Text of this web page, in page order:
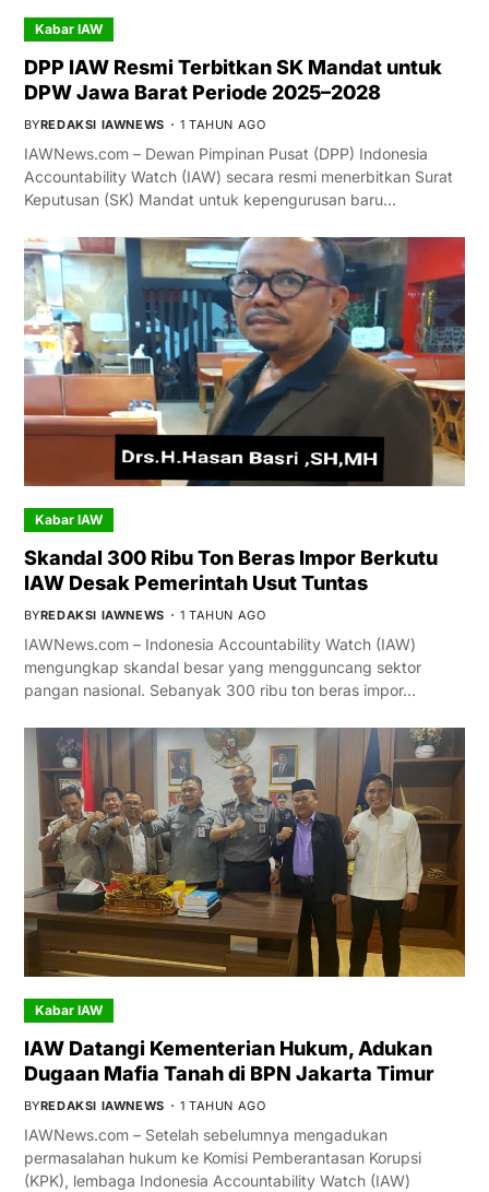
Kabar IAW
DPP IAW Resmi Terbitkan SK Mandat untuk
DPW Jawa Barat Periode 2025–2028
BYREDAKSI IAWNEWS 1 TAHUN AGO
IAWNews.com – Dewan Pimpinan Pusat (DPP) Indonesia
Accountability Watch (IAW) secara resmi menerbitkan Surat
Keputusan (SK) Mandat untuk kepengurusan baru…
Kabar IAW
Skandal 300 Ribu Ton Beras Impor Berkutu
IAW Desak Pemerintah Usut Tuntas
BYREDAKSI IAWNEWS 1 TAHUN AGO
IAWNews.com – Indonesia Accountability Watch (IAW)
mengungkap skandal besar yang mengguncang sektor
pangan nasional. Sebanyak 300 ribu ton beras impor…
Kabar IAW
IAW Datangi Kementerian Hukum, Adukan
Dugaan Mafia Tanah di BPN Jakarta Timur
BYREDAKSI IAWNEWS 1 TAHUN AGO
IAWNews.com – Setelah sebelumnya mengadukan
permasalahan hukum ke Komisi Pemberantasan Korupsi
(KPK), lembaga Indonesia Accountability Watch (IAW)